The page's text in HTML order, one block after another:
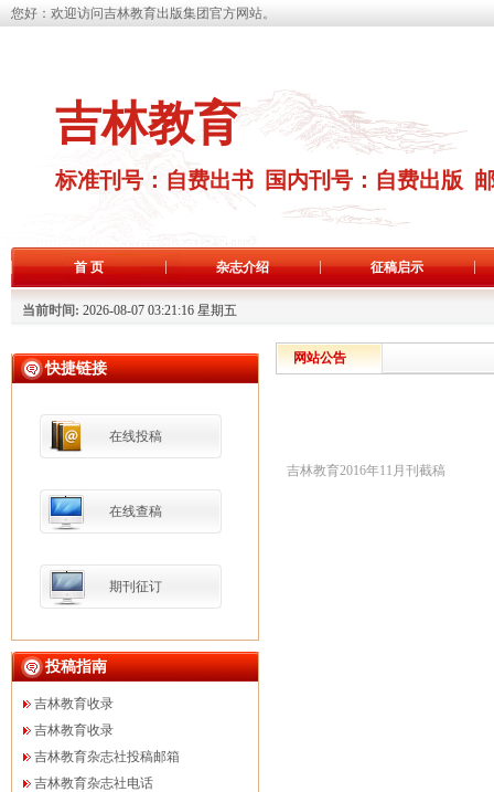
您好：欢迎访问吉林教育出版集团官方网站。
吉林教育
标准刊号：自费出书 国内刊号：自费出版
首 页 杂志介绍 征稿启示
当前时间: 2026-08-07 03:21:16 星期五
快捷链接
在线投稿
在线查稿
期刊征订
投稿指南
吉林教育收录
吉林教育收录
吉林教育杂志社投稿邮箱
吉林教育杂志社电话
网站公告
吉林教育2016年11月刊截稿